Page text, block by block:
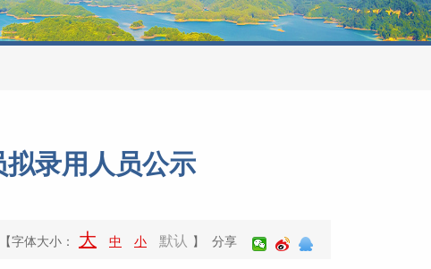
录用人员公示
【字体大小： 大 中 小 默认 】 分享